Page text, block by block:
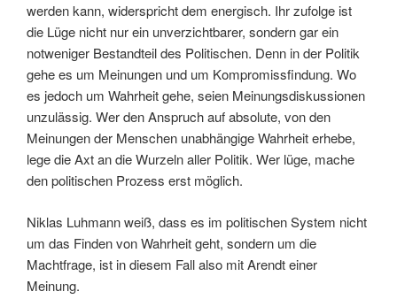
werden kann, widerspricht dem energisch. Ihr zufolge ist
die Lüge nicht nur ein unverzichtbarer, sondern gar ein
notweniger Bestandteil des Politischen. Denn in der Politik
gehe es um Meinungen und um Kompromissfindung. Wo
es jedoch um Wahrheit gehe, seien Meinungsdiskussionen
unzulässig. Wer den Anspruch auf absolute, von den
Meinungen der Menschen unabhängige Wahrheit erhebe,
lege die Axt an die Wurzeln aller Politik. Wer lüge, mache
den politischen Prozess erst möglich.
Niklas Luhmann weiß, dass es im politischen System nicht
um das Finden von Wahrheit geht, sondern um die
Machtfrage, ist in diesem Fall also mit Arendt einer
Meinung.